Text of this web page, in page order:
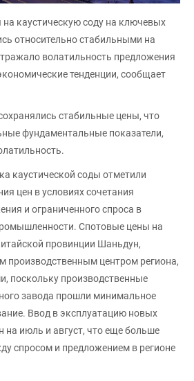
на каустическую соду на ключевых
относительно стабильными на
волатильность предложения
тенденции, сообщает
стабильные цены, что
фундаментальные показатели,
каустической соды отметили
цен в условиях сочетания
и ограниченного спроса в
Спотовые цены на
провинции Шаньдун,
центром региона,
поскольку производственные
завода прошли минимальное
Ввод в эксплуатацию новых
на июль и август, что еще больше
спросом и предложением в регионе